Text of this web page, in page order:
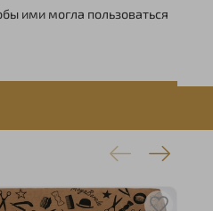
ими могла пользоваться